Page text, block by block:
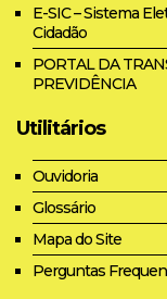
E-SIC – Sistema
Cidadão
PORTAL DA
PREVIDÊNCIA
Utilitários
Ouvidoria
Glossário
Mapa do Site
Perguntas